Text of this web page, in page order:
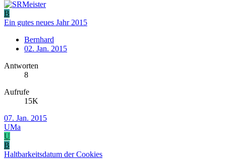
B
Ein gutes neues Jahr 2015
Bernhard
02. Jan. 2015
Antworten
8
Aufrufe
15K
07. Jan. 2015
UMa
U
B
Haltbarkeitsdatum der Cookies